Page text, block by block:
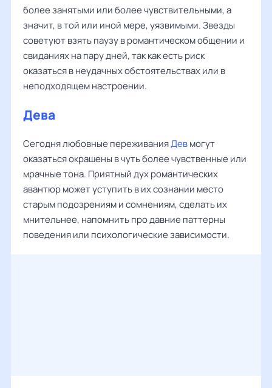
более занятыми или более чувствительными, а
значит, в той или иной мере, уязвимыми. Звезды
советуют взять паузу в романтическом общении и
свиданиях на пару дней, так как есть риск
оказаться в неудачных обстоятельствах или в
неподходящем настроении.
Дева
Сегодня любовные переживанияДевмогут
оказаться окрашены в чуть более чувственные или
мрачные тона. Приятный дух романтических
авантюр может уступить в их сознании место
старым подозрениям и сомнениям, сделать их
мнительнее, напомнить про давние паттерны
поведения или психологические зависимости.